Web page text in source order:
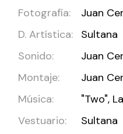
Fotografía:
Juan
D. Artística:
Sultana
Sonido:
Juan
Montaje:
Juan
Música:
"Two",
Vestuario:
Sultana